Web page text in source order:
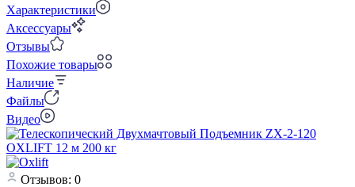
Характеристики
Аксессуары
Отзывы
Похожие товары
Наличие
Файлы
Видео
Отзывов: 0